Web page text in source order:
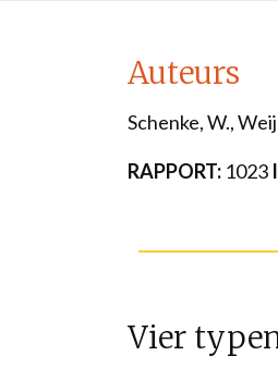
Auteurs
Schenke, W.,
RAPPORT: 1023
Vier